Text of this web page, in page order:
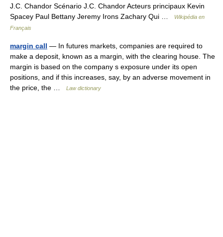
J.C. Chandor Scénario J.C. Chandor Acteurs principaux Kevin
Spacey Paul Bettany Jeremy Irons Zachary Qui …
Wikipédia en
Français
margin call — In futures markets, companies are required to
make a deposit, known as a margin, with the clearing house. The
margin is based on the company s exposure under its open
positions, and if this increases, say, by an adverse movement in
the price, the …
Law dictionary